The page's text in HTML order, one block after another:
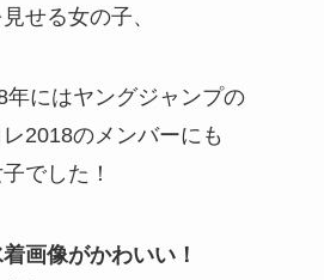
せる女の子、
年にはヤングジャンプの
2018のメンバーにも
でした！
画像がかわいい！